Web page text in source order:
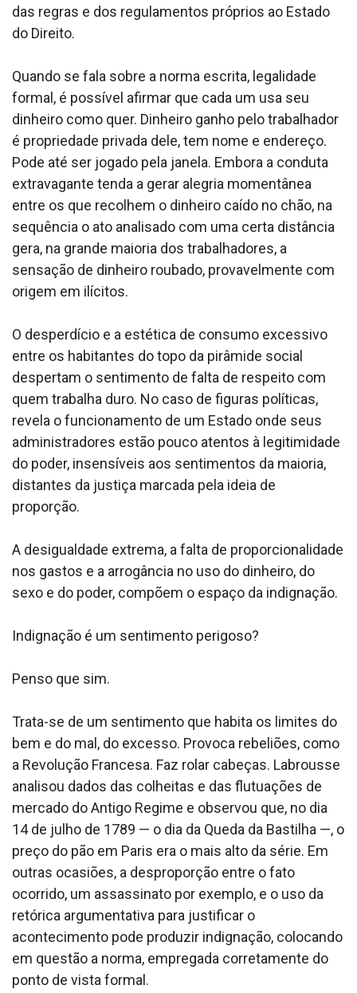
das regras e dos regulamentos próprios ao Estado
do Direito.
Quando se fala sobre a norma escrita, legalidade
formal, é possível afirmar que cada um usa seu
dinheiro como quer. Dinheiro ganho pelo trabalhador
é propriedade privada dele, tem nome e endereço.
Pode até ser jogado pela janela. Embora a conduta
extravagante tenda a gerar alegria momentânea
entre os que recolhem o dinheiro caído no chão, na
sequência o ato analisado com uma certa distância
gera, na grande maioria dos trabalhadores, a
sensação de dinheiro roubado, provavelmente com
origem em ilícitos.
O desperdício e a estética de consumo excessivo
entre os habitantes do topo da pirâmide social
despertam o sentimento de falta de respeito com
quem trabalha duro. No caso de figuras políticas,
revela o funcionamento de um Estado onde seus
administradores estão pouco atentos à legitimidade
do poder, insensíveis aos sentimentos da maioria,
distantes da justiça marcada pela ideia de
proporção.
A desigualdade extrema, a falta de proporcionalidade
nos gastos e a arrogância no uso do dinheiro, do
sexo e do poder, compõem o espaço da indignação.
Indignação é um sentimento perigoso?
Penso que sim.
Trata-se de um sentimento que habita os limites do
bem e do mal, do excesso. Provoca rebeliões, como
a Revolução Francesa. Faz rolar cabeças. Labrousse
analisou dados das colheitas e das flutuações de
mercado do Antigo Regime e observou que, no dia
14 de julho de 1789 — o dia da Queda da Bastilha —, o
preço do pão em Paris era o mais alto da série. Em
outras ocasiões, a desproporção entre o fato
ocorrido, um assassinato por exemplo, e o uso da
retórica argumentativa para justificar o
acontecimento pode produzir indignação, colocando
em questão a norma, empregada corretamente do
ponto de vista formal.